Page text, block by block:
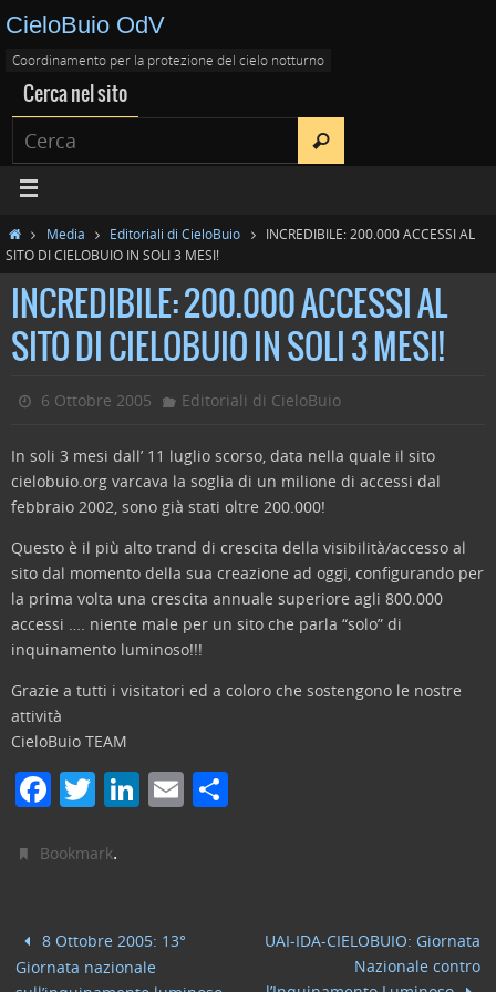
CieloBuio OdV
Coordinamento per la protezione del cielo notturno
Cerca nel sito
Media Editoriali di CieloBuio
INCREDIBILE: 200.000 ACCESSI AL
SITO DI CIELOBUIO IN SOLI 3 MESI!
INCREDIBILE: 200.000 ACCESSI AL
SITO DI CIELOBUIO IN SOLI 3 MESI!
6 Ottobre 2005 Editoriali di CieloBuio
In soli 3 mesi dall’ 11 luglio scorso, data nella quale il sito
cielobuio.org varcava la soglia di un milione di accessi dal
febbraio 2002, sono già stati oltre 200.000!
Questo è il più alto trand di crescita della visibilità/accesso al
sito dal momento della sua creazione ad oggi, configurando per
la prima volta una crescita annuale superiore agli 800.000
accessi …. niente male per un sito che parla “solo” di
inquinamento luminoso!!!
Grazie a tutti i visitatori ed a coloro che sostengono le nostre
attività
CieloBuio TEAM
F
c
b
o
T
itt
Li
dI
n
E
Bookmark.
8 Ottobre 2005: 13°
Giornata nazionale
UAI-IDA-CIELOBUIO: Giornata
Nazionale contro